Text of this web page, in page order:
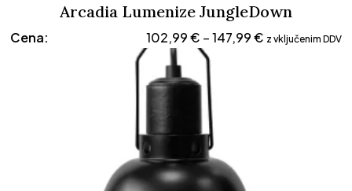
Arcadia Lumenize JungleDown
Cena: 102,99€ – 147,99€Cenovni
z vključenim DDV